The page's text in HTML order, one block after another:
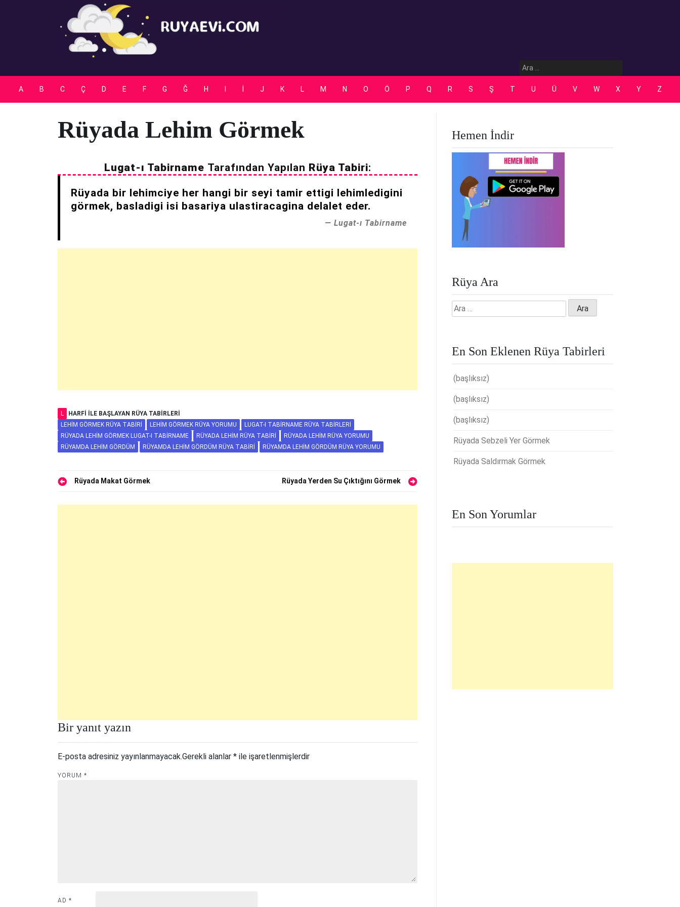
Rüya Tabirleri
Arama:
A B C Ç D E F G Ğ H J K L M N O Ö P Q R S Ş T U Ü V W X Y Z
Rüyada Lehim Görmek
Lugat-ı Tabirname Tarafından Yapılan Rüya Tabiri:
Rüyada bir lehimciye her hangi bir seyi tamir ettigi lehimledigini
görmek, basladigi isi basariya ulastiracagina delalet eder.
Lugat-ı Tabirname
L
HARFI ILE BAŞLAYAN RÜYA TABIRLERI
LEHIM GÖRMEK RÜYA TABIRI
LEHIM GÖRMEK RÜYA YORUMU
LUGAT-I TABIRNAME RÜYA TABIRLERI
RÜYADA LEHIM GÖRMEK LUGAT-I TABIRNAME
RÜYADA LEHIM RÜYA TABIRI
RÜYADA LEHIM RÜYA YORUMU
RÜYAMDA LEHIM GÖRDÜM
RÜYAMDA LEHIM GÖRDÜM RÜYA TABIRI RÜYAMDA LEHIM GÖRDÜM RÜYA YORUMU
Yazı
gezinmesi
Rüyada Makat Görmek Rüyada Yerden Su Çıktığını Görmek
Bir yanıt yazın
E-posta adresiniz yayınlanmayacak.Gerekli alanlar * ile işaretlenmişlerdir
YORUM *
AD *
Hemen İndir
Rüya Ara
Arama:
En Son Eklenen Rüya Tabirleri
(başlıksız)
(başlıksız)
(başlıksız)
Rüyada Sebzeli Yer Görmek
Rüyada Saldırmak Görmek
En Son Yorumlar